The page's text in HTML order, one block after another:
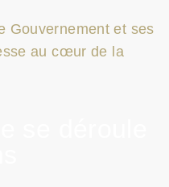
Gouvernement et ses
au cœur de la